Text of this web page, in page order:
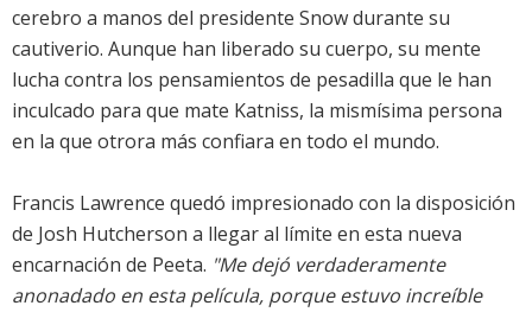
cerebro a manos del presidente Snow durante su
cautiverio. Aunque han liberado su cuerpo, su mente
lucha contra los pensamientos de pesadilla que le han
inculcado para que mate Katniss, la mismísima persona
en la que otrora más confiara en todo el mundo.
Francis Lawrence quedó impresionado con la disposición
de Josh Hutcherson a llegar al límite en esta nueva
encarnación de Peeta. "Me dejó verdaderamente
anonadado en esta película, porque estuvo increíble